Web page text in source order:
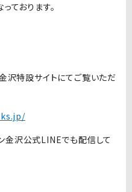
ております。
特設サイトにてご覧いただ
金沢公式LINEでも配信して